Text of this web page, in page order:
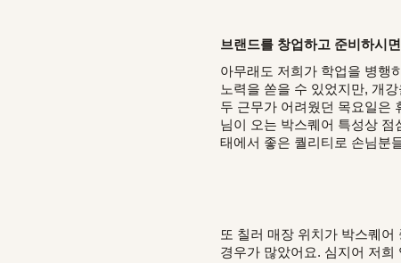
브랜드를 창업하고 준비하시
아무래도 저희가 학업을 병행
노력을 쏟을 수 있었지만, 개
두 근무가 어려웠던 목요일은
님이 오는 박스퀘어 특성상
태에서 좋은 퀄리티로 손님분
또 칠러 매장 위치가 박스퀘
경우가 많았어요. 심지어 저